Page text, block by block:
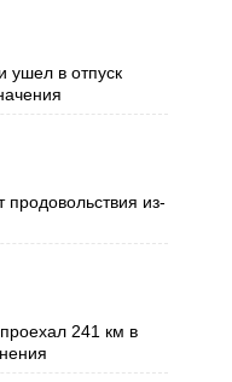
ушел в отпуск
из-
241 км в